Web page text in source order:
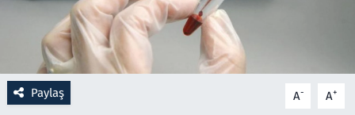
Paylaş A- A+
Sağlık
Savunma Sanayi
Seçim 2023